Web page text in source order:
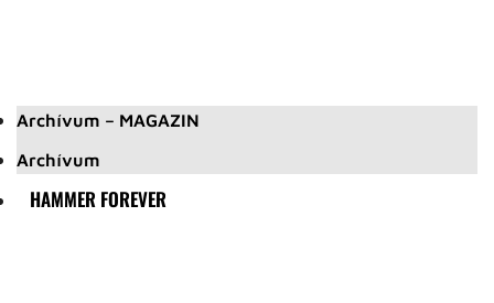
Archívum – MAGAZIN
Archívum
HAMMER FOREVER